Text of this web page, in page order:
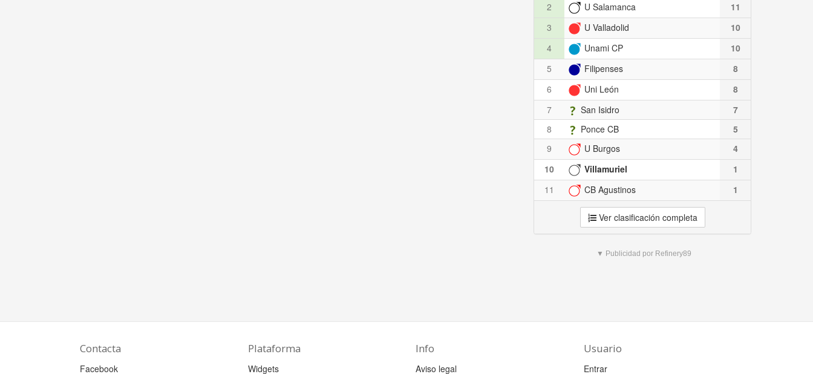
2
U Salamanca
11
3
U Valladolid
10
4
Unami CP
10
5
Filipenses
8
6
Uni León
8
7
San Isidro
7
8
Ponce CB
5
9
U Burgos
4
10
Villamuriel
1
11
CB Agustinos 1
Ver clasificación completa
▼ Publicidad por Refinery89
Contacta
Facebook
Plataforma
Widgets
Info
Aviso legal
Usuario
Entrar